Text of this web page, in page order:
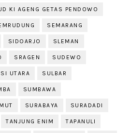
KI AGENG GETAS PENDOWO
SEMARANG
SIDOARJO SLEMAN
SRAGEN SUDEWO
UTARA SULBAR
SUMBAWA
SURABAYA SURADADI
TANJUNG ENIM TAPANULI